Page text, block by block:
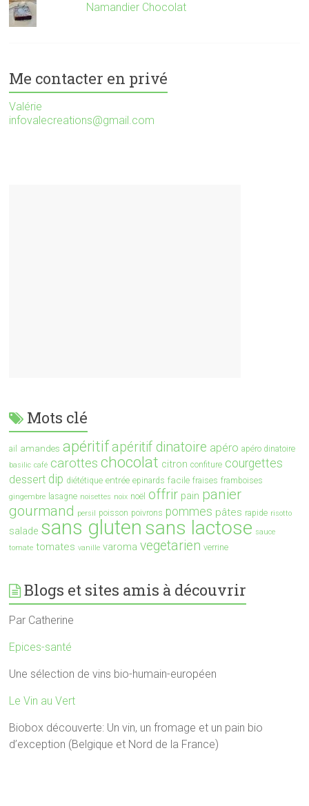
Namandier Chocolat
Me contacter en privé
Valérie
infovalecreations@gmail.com
Mots clé
ail amandes apéritif apéritif dinatoire apéro apéro dinatoire
basilic café carottes chocolat citron confiture courgettes
dessert dip diététique entrée epinards facile fraises framboises
gingembre lasagne noisettes noix noël offrir pain panier
gourmand persil poisson poivrons pommes pâtes rapide risotto
salade sans gluten sans lactose sauce
tomate tomates vanille varoma vegetarien verrine
Blogs et sites amis à découvrir
Par Catherine
Epices-santé
Une sélection de vins bio-humain-européen
Le Vin au Vert
Biobox découverte: Un vin, un fromage et un pain bio
d’exception (Belgique et Nord de la France)